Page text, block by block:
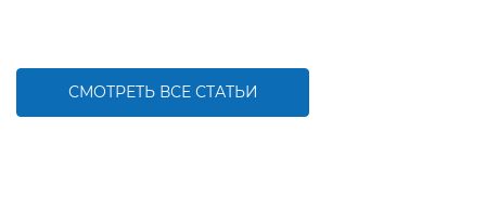
СМОТРЕТЬ ВСЕ СТАТЬИ